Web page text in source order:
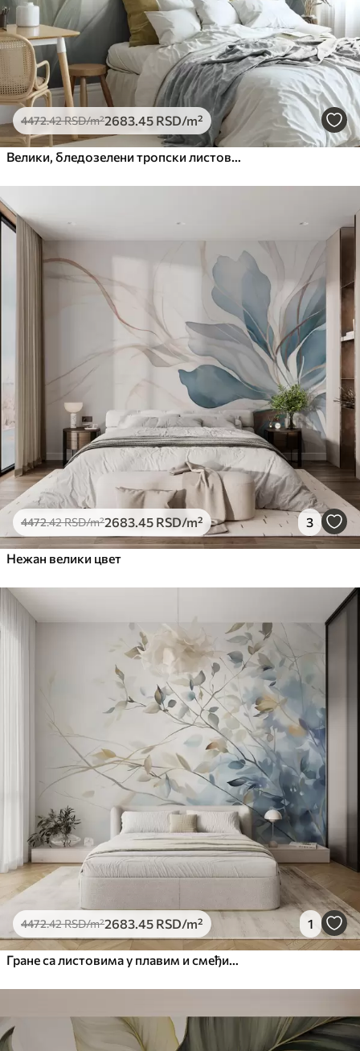
Премиум
6333.333800 RSD /m²
Peel and Stick
8166.674900.00RSD/m²
4472.42RSD/m²2683 .45 RSD/m²
4472.42RSD/m²2683 .45 RSD/m² 3
Нежан велики цвет
4472.42RSD/m²2683 .45 RSD/m² 1